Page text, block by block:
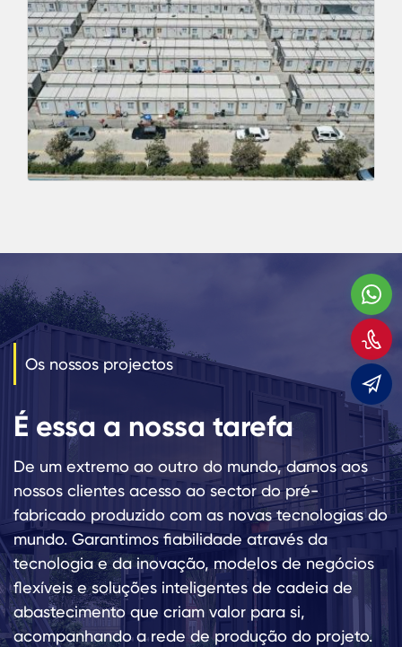
Os nossos projectos
É essa a nossa tarefa
De um extremo ao outro do mundo, damos aos
nossos clientes acesso ao sector do pré-
fabricado produzido com as novas tecnologias do
mundo. Garantimos fiabilidade através da
tecnologia e da inovação, modelos de negócios
flexíveis e soluções inteligentes de cadeia de
abastecimento que criam valor para si,
acompanhando a rede de produção do projeto.